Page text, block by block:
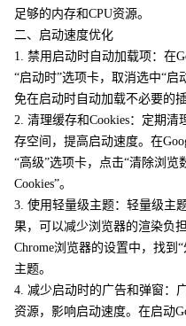
足够的内存和CPU资源。
二、启动速度优化
1. 禁用启动时自动加载项：在
“启动时”选项卡，取消选中“
免在启动时自动加载不必要的
2. 清理缓存和Cookies：定期清
存空间，提高启动速度。在
“高级”选项卡，点击“清除浏览
Cookies”。
3. 使用轻量级主题：轻量级主
果，可以减少浏览器的渲染负
Chrome浏览器的设置中，找到
主题。
4. 减少启动时的广告和弹窗：
资源，影响启动速度。在启动